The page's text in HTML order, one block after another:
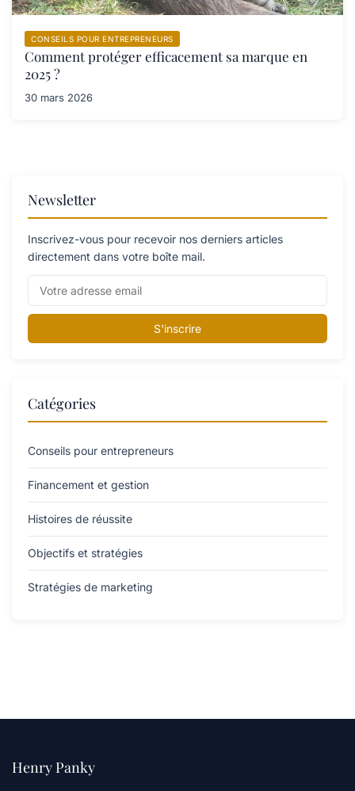
CONSEILS POUR ENTREPRENEURS
Comment protéger efficacement sa marque en
2025 ?
30 mars 2026
Newsletter
Inscrivez-vous pour recevoir nos derniers articles
directement dans votre boîte mail.
S'inscrire
Catégories
Conseils pour entrepreneurs
Financement et gestion
Histoires de réussite
Objectifs et stratégies
Stratégies de marketing
Henry Panky